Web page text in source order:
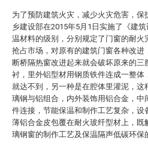
为了预防建筑火灾，减少火灾危害，
乡建设部在2015年5月1日实施了《建
温材料的级别，分别规定了门窗的耐
抢占市场，对原有的建筑门窗各种改进
断桥隔热窗改进起来就会破坏原来的
衬，里外铝型材用钢质铁件连成一整
就达不到，另一种是在腔体里灌泥，
璃钢与铝组合，内外装饰用铝合金，
件连接，节能保温和制作工艺复杂，
薄铝合金皮包覆在耐火玻纤型材上，
璃钢窗的制作工艺及保温隔声低碳环保